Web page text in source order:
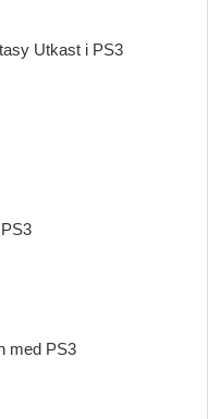
Utkast i PS3
med PS3